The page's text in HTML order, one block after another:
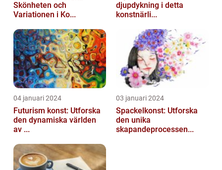
Skönheten och
Variationen i Ko...
djupdykning i detta
konstnärli...
04 januari 2024
Futurism konst: Utforska
den dynamiska världen
av ...
03 januari 2024
Spackelkonst: Utforska
den unika
skapandeprocessen...